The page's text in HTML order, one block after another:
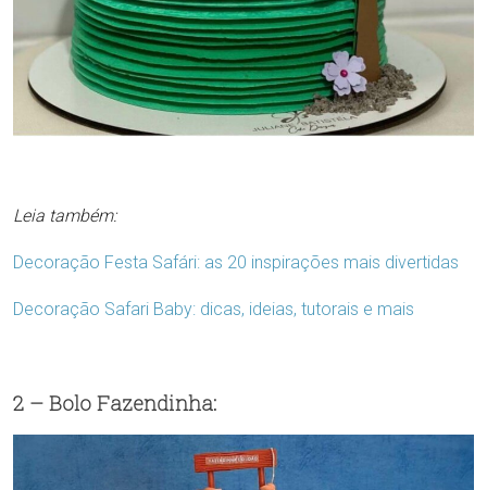
Leia também:
Decoração Festa Safári: as 20 inspirações mais divertidas
Decoração Safari Baby: dicas, ideias, tutorais e mais
2 – Bolo Fazendinha: